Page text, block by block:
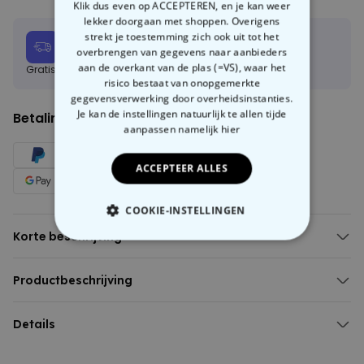
Verwachte leverdatum:
Vri, 14.08 – Maa, 17.08
Gratis verzending vanaf 60 €Meer info
Betalingsmethoden:
Korte beschrijving
uploaden)
Materiaal: synthetische vezel
Productbeschrijving
Het wordt tijd, zo verzekert onze dappere afdeling voor
Details
Klik dus even op ACCEPTEREN, en je kan weer
lekker doorgaan met shoppen. Overigens
strekt je toestemming zich ook uit tot het
overbrengen van gegevens naar aanbieders
aan de overkant van de plas (=VS), waar het
risico bestaat van onopgemerkte
gegevensverwerking door overheidsinstanties.
Je kan de instellingen natuurlijk te allen tijde
aanpassen namelijk hier
ACCEPTEER ALLES
COOKIE-INSTELLINGEN
NOODZAKELIJK
PERFORMANCE